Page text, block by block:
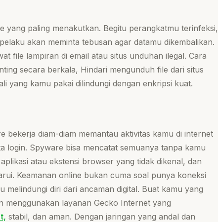
yang paling menakutkan. Begitu perangkatmu terinfeksi,
akan meminta tebusan agar datamu dikembalikan.
file lampiran di email atau situs unduhan ilegal. Cara
secara berkala, Hindari mengunduh file dari situs
yang kamu pakai dilindungi dengan enkripsi kuat.
bekerja diam-diam memantau aktivitas kamu di internet
login. Spyware bisa mencatat semuanya tanpa kamu
atau ekstensi browser yang tidak dikenal, dan
Keamanan online bukan cuma soal punya koneksi
melindungi diri dari ancaman digital. Buat kamu yang
menggunakan layanan Gecko Internet yang
stabil, dan aman. Dengan jaringan yang andal dan